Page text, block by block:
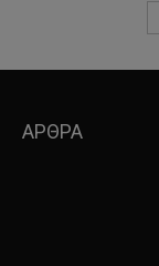
ΑΡΘΡΑ